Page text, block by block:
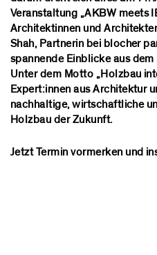
Veranstaltung „AKBW meets
Architektinnen und
Shah, Partnerin bei blocher
spannende Einblicke aus
Unter dem Motto „Holzbau
Expert:innen aus Architektur
nachhaltige, wirtschaftliche
Holzbau der Zukunft.
Jetzt Termin vormerken und